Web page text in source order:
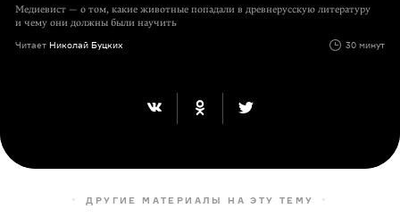
Медиевист — о том, какие животные попадали в древнерусскую литературу
и чему они должны были научить
Читает Николай Буцких 30 минут
ДРУГИЕ МАТЕРИАЛЫ НА ЭТУ ТЕМУ